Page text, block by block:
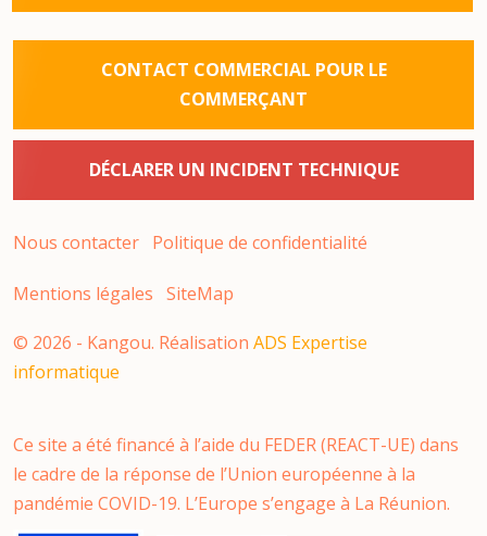
CONTACT COMMERCIAL POUR LE
COMMERÇANT
DÉCLARER UN INCIDENT TECHNIQUE
Nous contacter Politique de confidentialité
Mentions légales SiteMap
© 2026 - Kangou. Réalisation ADS Expertise
informatique
Ce site a été financé à l’aide du FEDER (REACT-UE) dans
le cadre de la réponse de l’Union européenne à la
pandémie COVID-19. L’Europe s’engage à La Réunion.